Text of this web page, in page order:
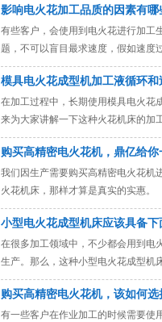
影响电火花加工品质的因素有哪
有些客户，会使用到电火花进行加工
题，不可以盲目最求速度，假如速度
模具电火花成型机加工液循环和
在加工过程中，长期使用模具电火花
来为大家讲解一下这种火花机床的加
购买高精密电火花机，鼎亿给
我们因生产需要购买高精密电火花机
火花机床，那样才算是真实的实惠。
小型电火花成型机床应该具备
在很多加工领域中，不少都会用到电
生产。那么，这种小型电火花成型机
购买高精密电火花机，该如何选
有一些客户在作业加工的时候需要使